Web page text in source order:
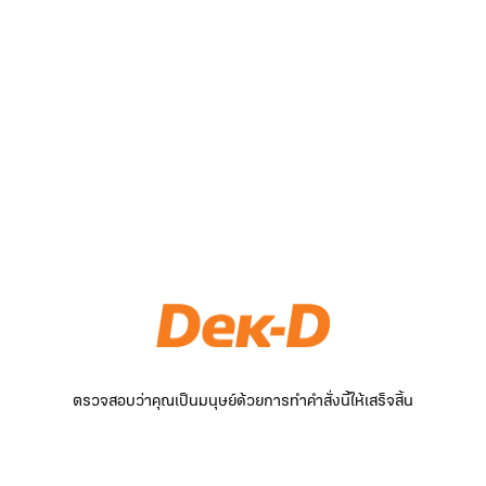
ตรวจสอบว่าคุณเป็นมนุษย์ด้วยการทำคำสั่งนี้ให้เสร็จสิ้น